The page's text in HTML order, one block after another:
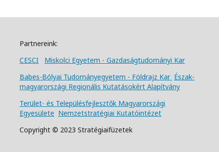
Partnereink:
CESCI
Miskolci Egyetem - Gazdaságtudományi Kar
Babes-Bólyai Tudományegyetem - Földrajz Kar Észak-
magyarországi Regionális Kutatásokért Alapítvány
Terület- és Településfejlesztők Magyarországi
Egyesülete Nemzetstratégiai Kutatóintézet
Copyright © 2023 Stratégiaifüzetek